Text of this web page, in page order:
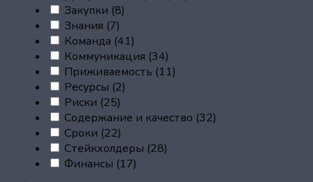
Закупки (8)
Знания (7)
Команда (41)
Коммуникация (34)
Приживаемость (11)
Ресурсы (2)
Риски (25)
Содержание и качество (32)
Сроки (22)
Стейкхолдеры (28)
Финансы (17)